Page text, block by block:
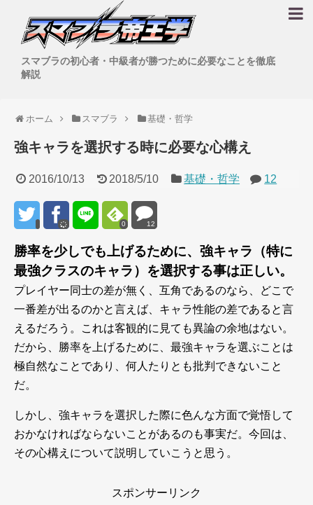
スマブラの初心者・中級者が勝つために必要なことを徹底
解説
ホーム スマブラ 基礎・哲学
強キャラを選択する時に必要な心構え
2016/10/13 2018/5/10 基礎・哲学 12
0 12
勝率を少しでも上げるために、強キャラ（特に
最強クラスのキャラ）を選択する事は正しい。
プレイヤー同士の差が無く、互角であるのなら、どこで
一番差が出るのかと言えば、キャラ性能の差であると言
えるだろう。これは客観的に見ても異論の余地はない。
だから、勝率を上げるために、最強キャラを選ぶことは
極自然なことであり、何人たりとも批判できないこと
だ。
しかし、強キャラを選択した際に色んな方面で覚悟して
おかなければならないことがあるのも事実だ。今回は、
その心構えについて説明していこうと思う。
スポンサーリンク